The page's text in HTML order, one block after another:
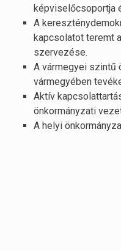
képviselőcsoportja
A
kapcsolatot teremt
szervezése.
A vármegyei szintű
vármegyében
Aktív
önkormányzati
A helyi